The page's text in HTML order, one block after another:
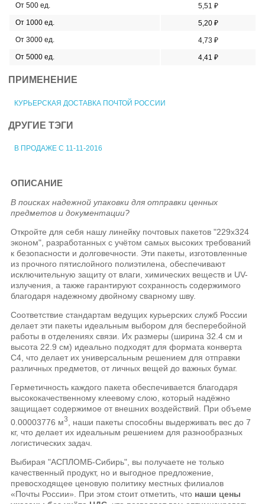
От 500 ед.
5,51 ₽
От 1000 ед.
5,20 ₽
От 3000 ед.
4,73 ₽
От 5000 ед.
4,41 ₽
ПРИМЕНЕНИЕ
КУРЬЕРСКАЯ ДОСТАВКА ПОЧТОЙ РОССИИ
ДРУГИЕ ТЭГИ
В ПРОДАЖЕ С 11-11-2016
ОПИСАНИЕ
В поисках надежной упаковки для отправки ценных
предметов и документации?
Откройте для себя нашу линейку почтовых пакетов "229х324
эконом", разработанных с учётом самых высоких требований
к безопасности и долговечности. Эти пакеты, изготовленные
из прочного пятислойного полиэтилена, обеспечивают
исключительную защиту от влаги, химических веществ и UV-
излучения, а также гарантируют сохранность содержимого
благодаря надежному двойному сварному шву.
Соответствие стандартам ведущих курьерских служб России
делает эти пакеты идеальным выбором для бесперебойной
работы в отделениях связи. Их размеры (ширина 32.4 см и
высота 22.9 см) идеально подходят для формата конверта
C4, что делает их универсальным решением для отправки
различных предметов, от личных вещей до важных бумаг.
Герметичность каждого пакета обеспечивается благодаря
высококачественному клеевому слою, который надёжно
защищает содержимое от внешних воздействий. При объеме
0.00003776 м3
, наши пакеты способны выдерживать вес до 7
кг, что делает их идеальным решением для разнообразных
логистических задач.
Выбирая "АСПЛОМБ-Сибирь", вы получаете не только
качественный продукт, но и выгодное предложение,
превосходящее ценовую политику местных филиалов
«Почты России». При этом стоит отметить, что наши цены